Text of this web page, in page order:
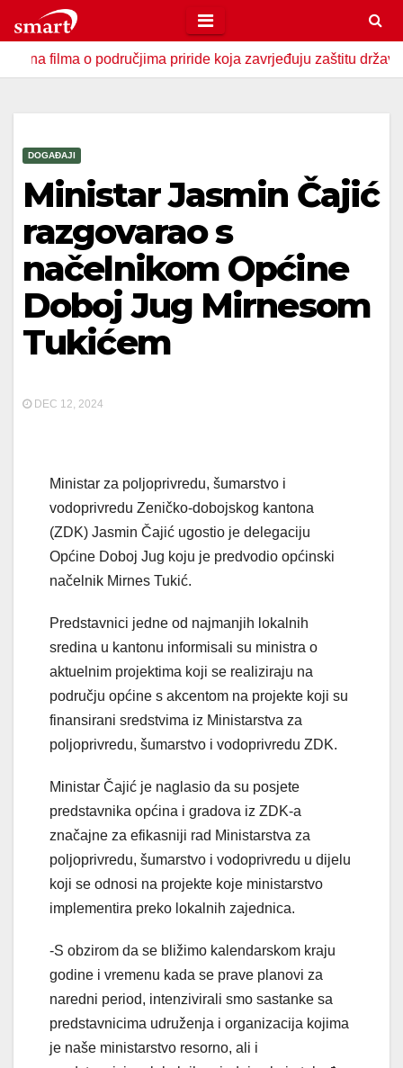
to
contento područjima priride koja zavrjeđuju zaštitu države U
DOGAĐAJI
Ministar Jasmin Čajić
razgovarao s
načelnikom Općine
Doboj Jug Mirnesom
Tukićem
DEC 12, 2024
Ministar za poljoprivredu, šumarstvo i
vodoprivredu Zeničko-dobojskog kantona
(ZDK) Jasmin Čajić ugostio je delegaciju
Općine Doboj Jug koju je predvodio općinski
načelnik Mirnes Tukić.
Predstavnici jedne od najmanjih lokalnih
sredina u kantonu informisali su ministra o
aktuelnim projektima koji se realiziraju na
području općine s akcentom na projekte koji su
finansirani sredstvima iz Ministarstva za
poljoprivredu, šumarstvo i vodoprivredu ZDK.
Ministar Čajić je naglasio da su posjete
predstavnika općina i gradova iz ZDK-a
značajne za efikasniji rad Ministarstva za
poljoprivredu, šumarstvo i vodoprivredu u dijelu
koji se odnosi na projekte koje ministarstvo
implementira preko lokalnih zajednica.
-S obzirom da se bližimo kalendarskom kraju
godine i vremenu kada se prave planovi za
naredni period, intenzivirali smo sastanke sa
predstavnicima udruženja i organizacija kojima
je naše ministarstvo resorno, ali i